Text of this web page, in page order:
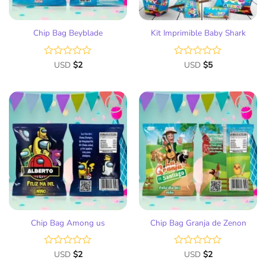
Chip Bag Beyblade
Valorado
de
USD $2
Kit Imprimible Baby Shark
Valorado
de
USD $5
Añadir
a la
lista
de
deseos
Chip Bag Among us
Valorado
USD $2
Añadir
a la
lista
de
deseos
Chip Bag Granja de Zenon
Valorado
USD $2